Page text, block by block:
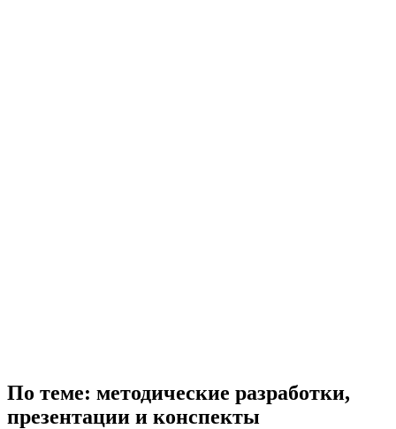
По теме: методические разработки,
презентации и конспекты